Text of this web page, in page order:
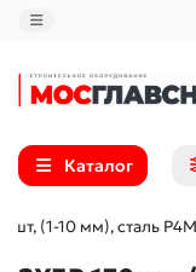
Каталог
шт, (1-10 мм), сталь